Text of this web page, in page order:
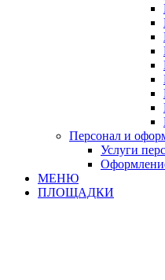
Персонал и
Услуги
МЕНЮ
ПЛОЩАДКИ